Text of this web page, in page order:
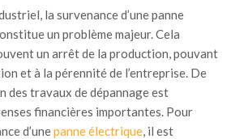
la survenance d’une panne
un problème majeur. Cela
un arrêt de la production, pouvant
et à la pérennité de l’entreprise. De
des travaux de dépannage est
financières importantes. Pour
d’unepanne électrique, il est